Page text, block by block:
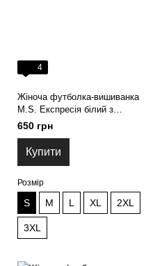
4
Жіноча футболка-вишиванка
M.S. Експресія білий з
блакитним jf042 (S)
650 грн
Купити
Розмір
S M L XL 2XL
3XL